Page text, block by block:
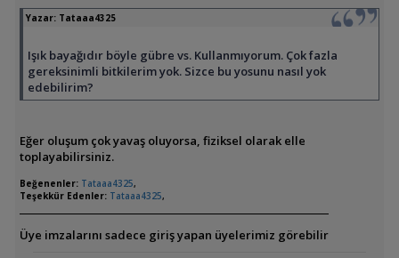
Yazar: Tataaa4325
Işık bayağıdır böyle gübre vs. Kullanmıyorum. Çok fazla
gereksinimli bitkilerim yok. Sizce bu yosunu nasıl yok
edebilirim?
Eğer oluşum çok yavaş oluyorsa, fiziksel olarak elle
toplayabilirsiniz.
Beğenenler: Tataaa4325,
Teşekkür Edenler: Tataaa4325,
Üye imzalarını sadece giriş yapan üyelerimiz görebilir